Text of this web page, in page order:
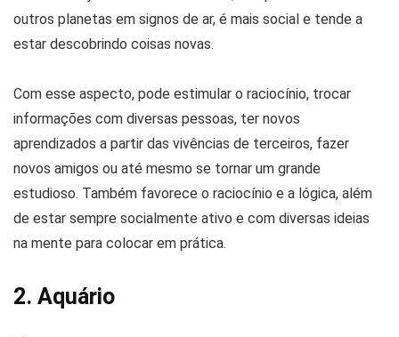
outros planetas em signos de ar, é mais social e tende a
estar descobrindo coisas novas.
Com esse aspecto, pode estimular o raciocínio, trocar
informações com diversas pessoas, ter novos
aprendizados a partir das vivências de terceiros, fazer
novos amigos ou até mesmo se tornar um grande
estudioso. Também favorece o raciocínio e a lógica, além
de estar sempre socialmente ativo e com diversas ideias
na mente para colocar em prática.
2. Aquário